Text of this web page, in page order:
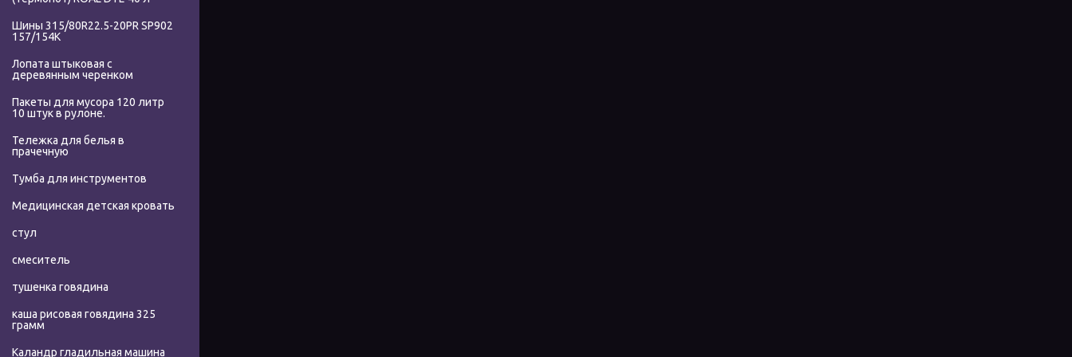
Шины 315/80R22.5-20PR SP902
157/154K
Лопата штыковая с
деревянным черенком
Пакеты для мусора 120 литр
10 штук в рулоне.
Тележка для белья в
прачечную
Тумба для инструментов
Медицинская детская кровать
стул
смеситель
тушенка говядина
каша рисовая говядина 325
грамм
Каландр гладильная машина